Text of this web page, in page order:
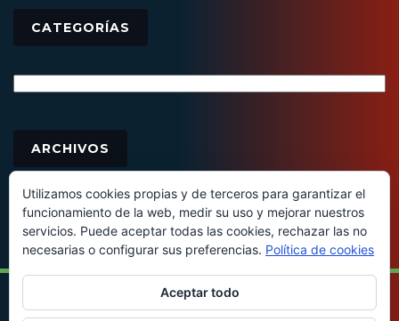
CATEGORÍAS
ARCHIVOS
© 2016 - Todos los derechos reservados
Utilizamos cookies propias y de terceros para garantizar el
funcionamiento de la web, medir su uso y mejorar nuestros
servicios. Puede aceptar todas las cookies, rechazar las no
necesarias o configurar sus preferencias. Política de cookies
Aceptar todo